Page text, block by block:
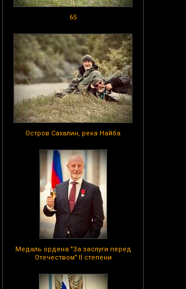
65
Остров Сахалин, река Найба
Медаль ордена "За заслуги перед
Отечеством" II степени